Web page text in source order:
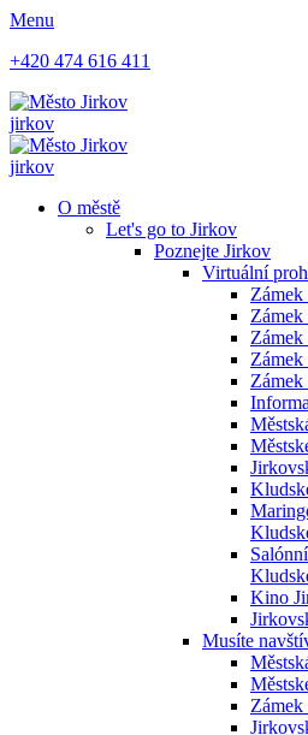
Menu
+420 474 616 411
jirkov
jirkov
O městě
Let's go to Jirkov
Poznejte Jirkov
Virtuální
Zámek
Kino
Musíte